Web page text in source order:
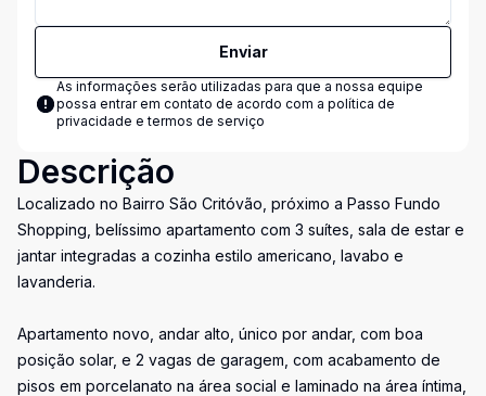
Enviar
As informações serão utilizadas para que a nossa equipe
possa entrar em contato de acordo com a política de
privacidade e termos de serviço
Descrição
Localizado no Bairro São Critóvão, próximo a Passo Fundo
Shopping, belíssimo apartamento com 3 suítes, sala de estar e
jantar integradas a cozinha estilo americano, lavabo e
lavanderia.
Apartamento novo, andar alto, único por andar, com boa
posição solar, e 2 vagas de garagem, com acabamento de
pisos em porcelanato na área social e laminado na área íntima,